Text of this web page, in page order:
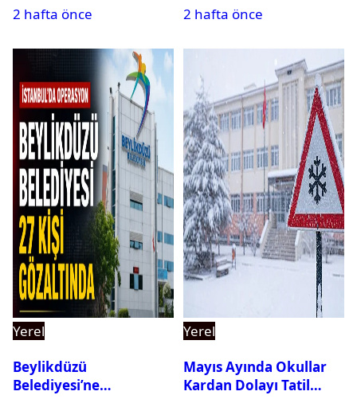
var
2 hafta önce
su kesintisi sorgulama
2 hafta önce
Yerel
Beylikdüzü
Belediyesi’ne
Yerel
Mayıs Ayında Okullar
Kardan Dolayı Tatil